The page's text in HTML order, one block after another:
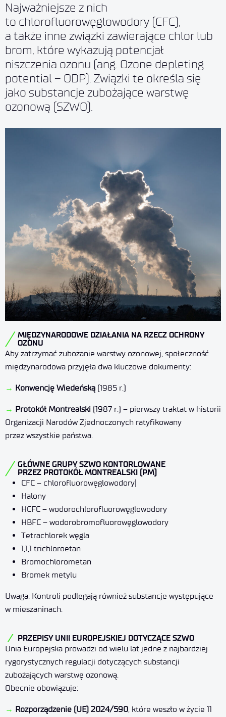
Najważniejsze z nich
to chlorofluorowęglowodory (CFC),
a także inne związki zawierające chlor lub
brom, które wykazują potencjał
niszczenia ozonu (ang. Ozone depleting
potential – ODP). Związki te określa się
jako substancje zubożające warstwę
ozonową (SZWO).
MIĘDZYNARODOWE DZIAŁANIA NA RZECZ OCHRONY
OZONU
Aby zatrzymać zubożanie warstwy ozonowej, społeczność
międzynarodowa przyjęła dwa kluczowe dokumenty:
→ Konwencję Wiedeńską (1985 r.)
→ Protokół Montrealski (1987 r.) – pierwszy traktat w historii
Organizacji Narodów Zjednoczonych ratyfikowany
przez wszystkie państwa.
GŁÓWNE GRUPY SZWO KONTORLOWANE
PRZEZ PROTOKÓŁ MONTREALSKI (PM)
CFC – chlorofluorowęglowodory|
Halony
HCFC – wodorochlorofluorowęglowodory
HBFC – wodorobromofluorowęglowodory
Tetrachlorek węgla
1,1,1 trichloroetan
Bromochlorometan
Bromek metylu
Uwaga: Kontroli podlegają również substancje występujące
w mieszaninach.
PRZEPISY UNII EUROPEJSKIEJ DOTYCZĄCE SZWO
Unia Europejska prowadzi od wielu lat jedne z najbardziej
rygorystycznych regulacji dotyczących substancji
zubożających warstwę ozonową.
Obecnie obowiązuje:
→ Rozporządzenie (UE) 2024/590 , które weszło w życie 11